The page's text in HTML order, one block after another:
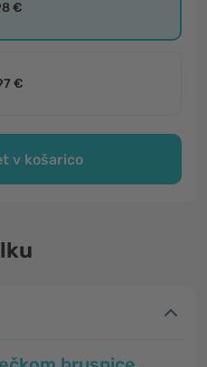
€
€
v košarico